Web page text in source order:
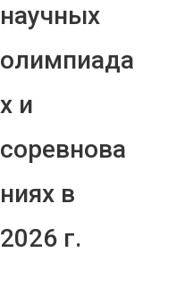
научных
олимпиада
х и
соревнова
ниях в
2026 г.